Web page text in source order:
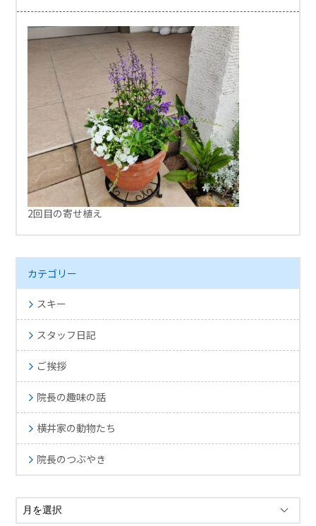
2回目の寄せ植え
カテゴリー
スキー
スタッフ日記
ご挨拶
院長の趣味の話
横井家の動物たち
院長のつぶやき